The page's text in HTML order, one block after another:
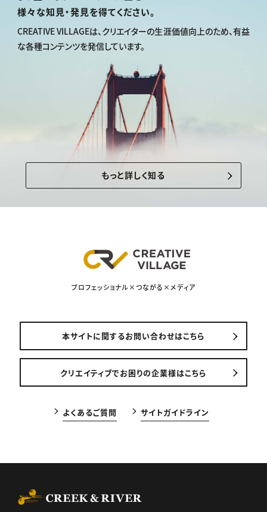
様々な知見・発見を得てください。
CREATIVE VILLAGEは、クリエイターの生涯価値向上のため、有益
な各種コンテンツを発信しています。
もっと詳しく知る
プロフェッショナル×つながる×メディア
本サイトに関するお問い合わせはこちら
クリエイティブでお困りの企業様はこちら
よくあるご質問 サイトガイドライン